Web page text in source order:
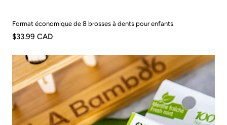
Format économique de 8 brosses à dents pour enfants
$33.99 CAD